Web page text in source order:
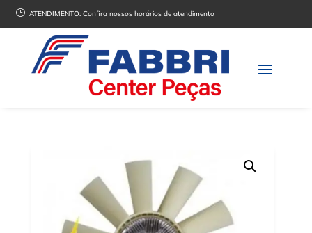
} ATENDIMENTO:Confira nossos horários de atendimento